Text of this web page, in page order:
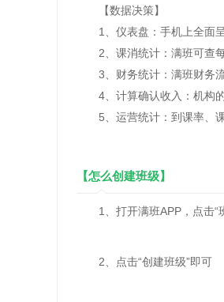
【数据决策】
1、仪表盘：手机上全面
2、课消统计：满班可查每
3、财务统计：满班财务流
4、计算确认收入：机构的
5、运营统计：到课率、课
【怎么创建班级】
1、打开满班APP，点击“
2、点击“创建班级”即可